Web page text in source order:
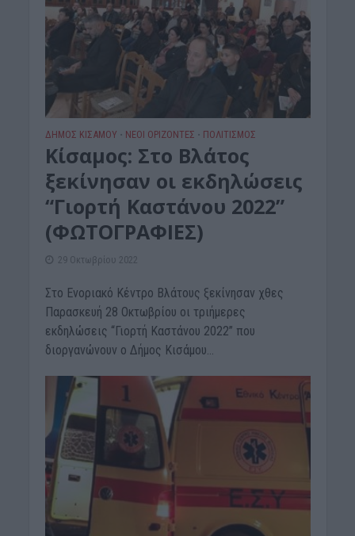
ΔΉΜΟΣ ΚΙΣΆΜΟΥ • ΝΕΟΙ ΟΡΙΖΟΝΤΕΣ • ΠΟΛΙΤΙΣΜΟΣ
Kίσαμος: Στο Βλάτος
ξεκίνησαν οι εκδηλώσεις
“Γιορτή Καστάνου 2022”
(ΦΩΤΟΓΡΑΦΙΕΣ)
29 Οκτωβρίου 2022
Στο Ενοριακό Κέντρο Βλάτους ξεκίνησαν χθες
Παρασκευή 28 Οκτωβρίου οι τριήμερες
εκδηλώσεις “Γιορτή Καστάνου 2022” που
διοργανώνουν ο Δήμος Κισάμου...